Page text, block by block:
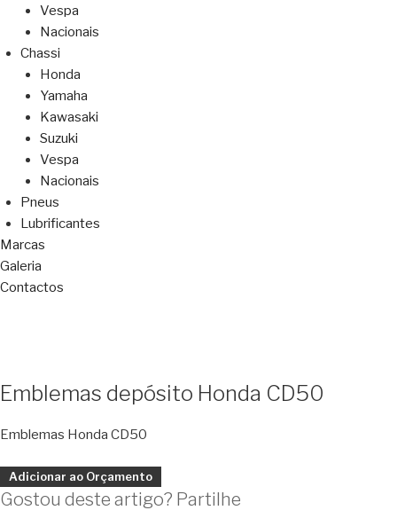
Vespa
Nacionais
Chassi
Honda
Yamaha
Kawasaki
Suzuki
Vespa
Nacionais
Pneus
Lubrificantes
Marcas
Galeria
Contactos
Emblemas depósito Honda CD50
Emblemas Honda CD50
Adicionar ao Orçamento
Gostou deste artigo? Partilhe